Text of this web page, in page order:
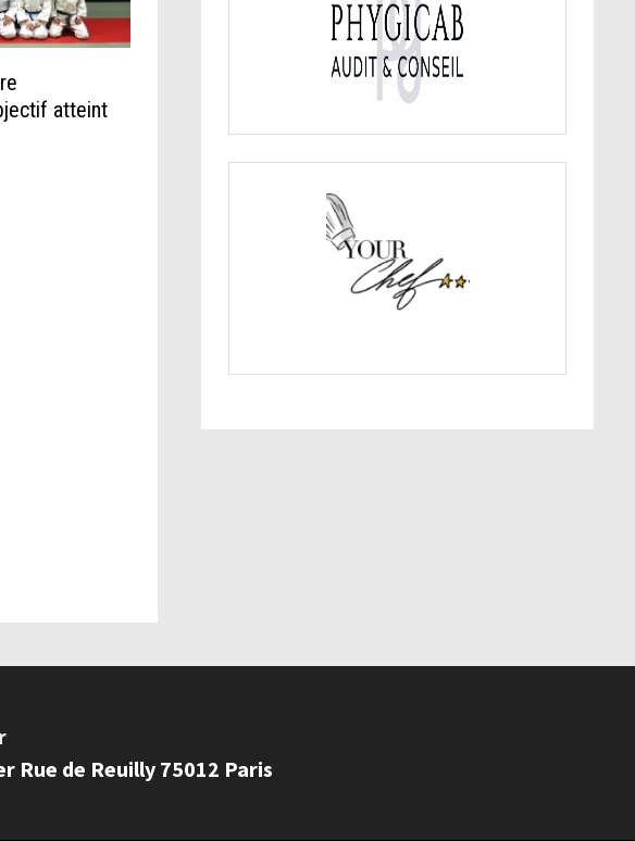
atteint
Rue de Reuilly 75012 Paris